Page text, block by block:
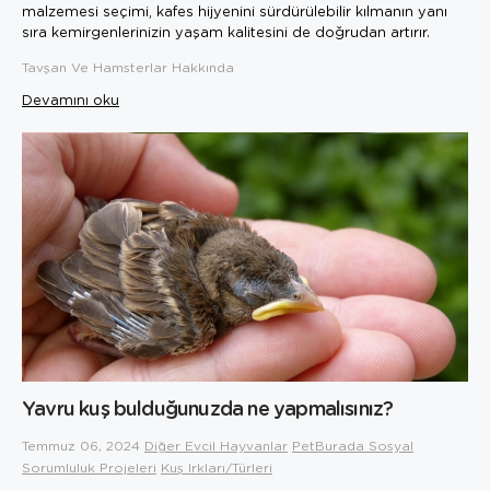
malzemesi seçimi, kafes hijyenini sürdürülebilir kılmanın yanı
sıra kemirgenlerinizin yaşam kalitesini de doğrudan artırır.
Tavşan Ve Hamsterlar Hakkında
Devamını oku
Yavru kuş bulduğunuzda ne yapmalısınız?
Temmuz 06, 2024 Diğer Evcil Hayvanlar PetBurada Sosyal
Sorumluluk Projeleri Kuş Irkları/Türleri